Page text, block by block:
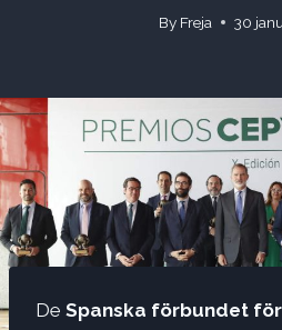
By Freja 30
De Spanska förbundet